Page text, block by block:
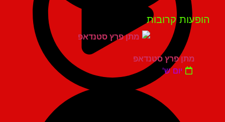
קרובות
מתן פרץ סטנדאפ
יום ש'